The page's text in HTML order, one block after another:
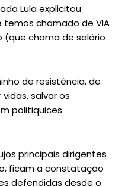
Lula explicitou
chamado de VIA
(que chama de salário
de resistência, de
salvar os
politiquices
principais dirigentes
ficam a constatação
defendidas desde o